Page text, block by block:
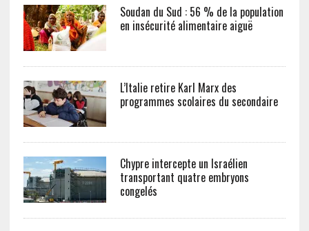
Soudan du Sud : 56 % de la population
en insécurité alimentaire aiguë
L’Italie retire Karl Marx des
programmes scolaires du secondaire
Chypre intercepte un Israélien
transportant quatre embryons
congelés